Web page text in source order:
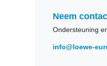
Neem
Ondersteuning
info@loewe-